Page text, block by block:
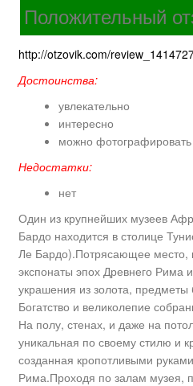
Положительный
http://otzovik.com/
Достоинства:
увлекательно
интересно
можно
Недостатки:
нет
Один из крупнейших музеев
Бардо находится в столице
Ле Бардо).Потрясающее место,
экспонаты эпох Древнего Рима
украшения из золота, предметы
Богатство и великолепие
На полу, стенах, и даже на
уникальная по своему стилю и
созданная кропотливыми
Рима.Проходя по залам музея,
Ваше имя (обязательно)
Тема
Тип отзыва
Сообщение